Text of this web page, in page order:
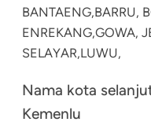
BANTAENG,BARRU,
ENREKANG,GOWA,
SELAYAR,LUWU,
Nama kota
Kemenlu